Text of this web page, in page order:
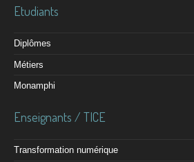
Etudiants
Diplômes
Métiers
Monamphi
Enseignants / TICE
Transformation numérique